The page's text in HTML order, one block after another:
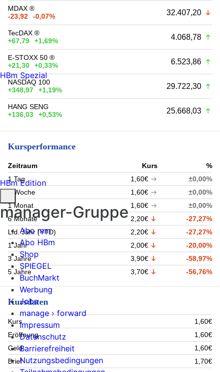
MDAX ®
-23,92
-0,07% 32.407,20
TecDAX ®
+67,79
+1,69% 4.068,78
E-STOXX 50 ®
+21,30
+0,33% 6.523,86
NASDAQ 100
+348,97
+1,19% 29.722,30
HANG SENG
+136,03
+0,53% 25.668,03
Kursperformance
Zeitraum Kurs
%
1 Tag
1,60€
±0,00%
1 Woche
1,60€
±0,00%
1 Monat
1,60€
±0,00%
6 Monate
2,20€
-27,27%
Lfd. Jahr (YTD)
2,20€
-27,27%
1 Jahr
2,00€
-20,00%
3 Jahre
3,90€
-58,97%
5 Jahre
3,70€ -56,76%
Kursdaten
Kurs
1,60€
Eröffnung
1,60€
Geld
1,60€
Brief
1,70€
HBm Spezial
HBm Edition
manager-Gruppe
Abo mm
Abo HBm
Shop
SPIEGEL
BuchMarkt
Werbung
Jobs
manage › forward
Impressum
Datenschutz
Barrierefreiheit
Nutzungsbedingungen